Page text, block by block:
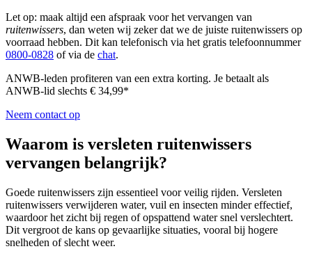
Let op: maak altijd een afspraak voor het vervangen van
ruitenwissers, dan weten wij zeker dat we de juiste ruitenwissers op
voorraad hebben. Dit kan telefonisch via het gratis telefoonnummer
0800-0828 of via de chat.
ANWB-leden profiteren van een extra korting. Je betaalt als
ANWB-lid slechts € 34,99*
Neem contact op
Waarom is versleten ruitenwissers
vervangen belangrijk?
Goede ruitenwissers zijn essentieel voor veilig rijden. Versleten
ruitenwissers verwijderen water, vuil en insecten minder effectief,
waardoor het zicht bij regen of opspattend water snel verslechtert.
Dit vergroot de kans op gevaarlijke situaties, vooral bij hogere
snelheden of slecht weer.